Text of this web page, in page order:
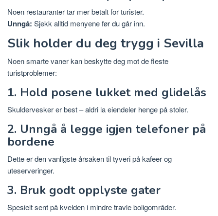
Noen restauranter tar mer betalt for turister.
Unngå: Sjekk alltid menyene før du går inn.
Slik holder du deg trygg i Sevilla
Noen smarte vaner kan beskytte deg mot de fleste
turistproblemer:
1. Hold posene lukket med glidelås
Skuldervesker er best – aldri la eiendeler henge på stoler.
2. Unngå å legge igjen telefoner på
bordene
Dette er den vanligste årsaken til tyveri på kafeer og
uteserveringer.
3. Bruk godt opplyste gater
Spesielt sent på kvelden i mindre travle boligområder.